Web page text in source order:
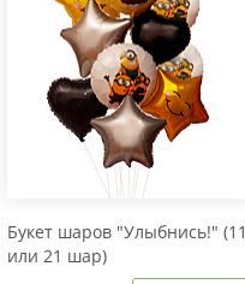
Букет шаров "Улыбнись!" (11
или 21 шар)